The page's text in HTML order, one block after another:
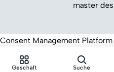
master
Geschäft Suche
Consent Management